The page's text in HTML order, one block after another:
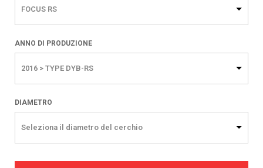
FOCUS RS
ANNO DI PRODUZIONE
2016 > TYPE DYB-RS
DIAMETRO
Seleziona il diametro del cerchio